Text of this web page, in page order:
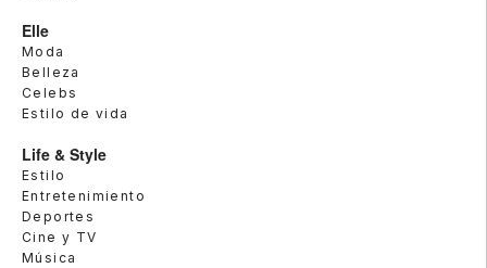
Elle
Moda
Belleza
Celebs
Estilo de vida
Life & Style
Estilo
Entretenimiento
Deportes
Cine y TV
Música